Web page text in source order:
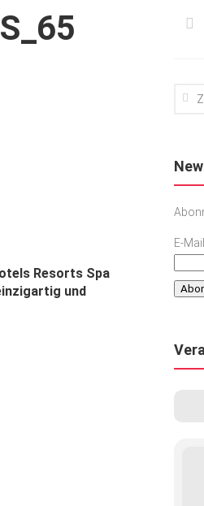
Resorts Spa
und
E-